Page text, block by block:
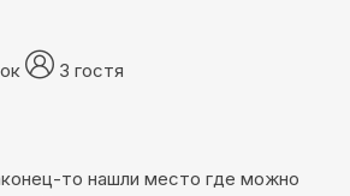
3 гостя
то нашли место где можно